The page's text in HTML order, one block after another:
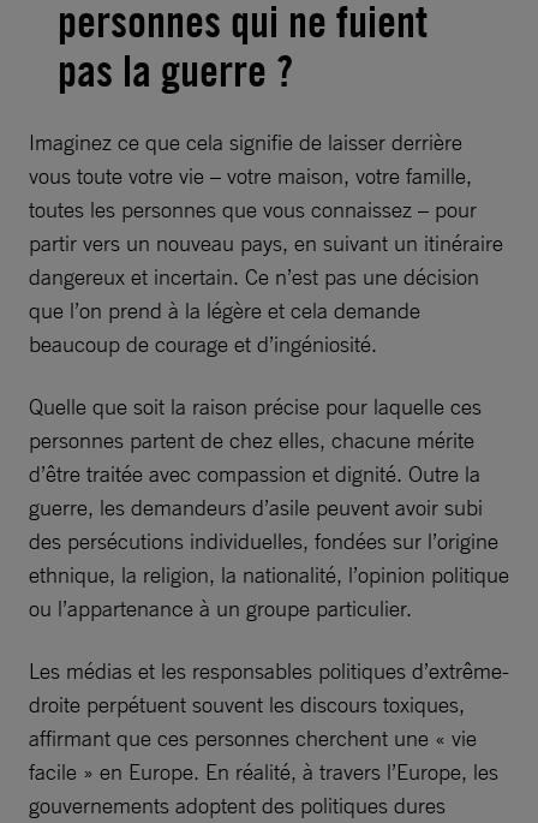
personnes qui ne fuient
pas la guerre ?
Imaginez ce que cela signifie de laisser derrière
vous toute votre vie – votre maison, votre famille,
toutes les personnes que vous connaissez – pour
partir vers un nouveau pays, en suivant un itinéraire
dangereux et incertain. Ce n’est pas une décision
que l’on prend à la légère et cela demande
beaucoup de courage et d’ingéniosité.
Quelle que soit la raison précise pour laquelle ces
personnes partent de chez elles, chacune mérite
d’être traitée avec compassion et dignité. Outre la
guerre, les demandeurs d’asile peuvent avoir subi
des persécutions individuelles, fondées sur l’origine
ethnique, la religion, la nationalité, l’opinion politique
ou l’appartenance à un groupe particulier.
Les médias et les responsables politiques d’extrême-
droite perpétuent souvent les discours toxiques,
affirmant que ces personnes cherchent une « vie
facile » en Europe. En réalité, à travers l’Europe, les
gouvernements adoptent des politiques dures